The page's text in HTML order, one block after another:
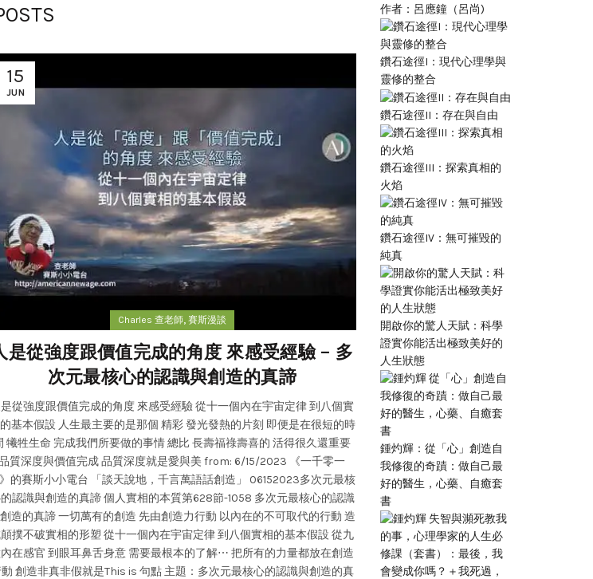
15
JUN
Charles 查老師, 賽斯漫談
是從強度跟價值完成的角度 來感受經驗 – 多
次元最核心的認識與創造的真諦
是從強度跟價值完成的角度 來感受經驗 從十一個內在宇宙定律 到八個實
基本假設 人生最主要的是那個 精彩 發光發熱的片刻 即便是在很短的時
犧牲生命 完成我們所要做的事情 總比 長壽福祿壽喜的 活得很久還重要
質深度與價值完成 品質深度就是愛與美 from: 6/15/2023 《一千零一
的賽斯小小電台 「談天說地，千言萬語話創造」 06152023多次元最核
認識與創造的真諦 個人實相的本質第628節-1058 多次元最核心的認識
造的真諦 一切萬有的創造 先由創造力行動 以內在的不可取代的行動 造
撲不破實相的形塑 從十一個內在宇宙定律 到八個實相的基本假設 從九
在感官 到眼耳鼻舌身意 需要最根本的了解⋯ 把所有的力量都放在創造
創造非真非假就是This is 句點 主題：多次元最核心的認識與創造的真
13
JUN
Charles 查老師
多次元創想遊樂場: 013 你
就是 That is. 那就是
多次元創新遊樂場 第013期 主持:小飛飛 +
創造力 . 十一個內在宇宙 .八個實相的根本
麼？目的在哪裡？我們應該怎麼做？ 十一
或基本假設 01:30 八個實相的根本假設或
容可用價值實現(完成)來貫穿 「創造」跟「
照你的興趣、本份在創作的時候 你會消
Attention 全神貫注的狀態 45:56 查叔繼續:
就發生什麼結果 衷於自己的感覺 55:04 創
什麼樣的天賦責任，你按照你的本心本性，
課 第56節 如果你還沒有跟你的內在連接的
作者：呂應鐘（呂尚)
鑽石途徑I：現代心理學與
靈修的整合
鑽石途徑II：存在與自由
鑽石途徑III：探索真相的
火焰
鑽石途徑IV：無可摧毀的
純真
開啟你的驚人天賦：科學
證實你能活出極致美好的
人生狀態
鍾灼輝：從「心」創造自
我修復的奇蹟：做自己最
好的醫生，心藥、自癒套
書